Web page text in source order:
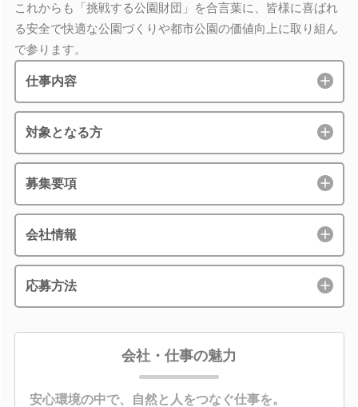
これからも「挑戦する公園財団」を合言葉に、皆様に喜ばれ
る安全で快適な公園づくりや都市公園の価値向上に取り組ん
で参ります。
仕事内容
対象となる方
募集要項
会社情報
応募方法
会社・仕事の魅力
安心環境の中で、自然と人をつなぐ仕事を。